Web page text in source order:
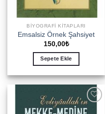
BIYOGRAFI KITAPLARI
Emsalsiz Örnek Şahsiyet
150,00₺
Sepete Ekle
Add to